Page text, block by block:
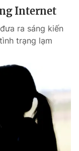
Internet
ra sáng kiến
trạng lạm